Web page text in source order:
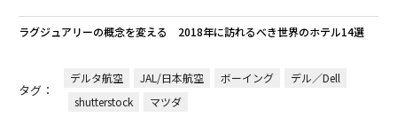
ラグジュアリーの概念を変える 2018年に訪れるべき世界のホテル14選
タグ：
デルタ航空 JAL/日本航空 ボーイング
デル／Dell
shutterstock
マツダ